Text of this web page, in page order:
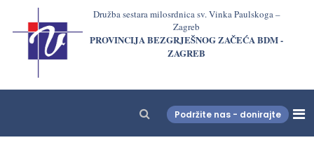
Družba sestara milosrdnica sv. Vinka Paulskoga –
Zagreb
PROVINCIJA BEZGRJEŠNOG ZAČEĆA BDM -
ZAGREB
Podržite nas - donirajte